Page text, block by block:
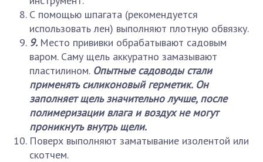
С помощью шпагата (рекомендуется
использовать лен) выполняют плотную обвязку.
9. Место прививки обрабатывают садовым
варом. Саму щель аккуратно замазывают
пластилином. Опытные садоводы стали
применять силиконовый герметик. Он
заполняет щель значительно лучше, после
полимеризации влага и воздух не могут
проникнуть внутрь щели.
Поверх выполняют заматывание изолентой или
скотчем.